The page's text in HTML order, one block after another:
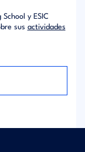
y ESIC
sus actividades